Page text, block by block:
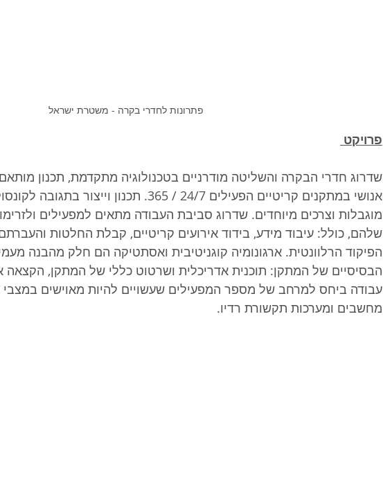
פתרונות לחדרי בקרה - משטרת ישראל
פרויקט
שדרוג חדרי הבקרה והשליטה מודרניים בטכנולוגיה מתקדמת, תכנון
אנושי במתקנים קריטיים הפעילים 24/7 / 365. תכנון
מוגבלות וצרכים מיוחדים. שדרוג סביבת העבודה מתאים למפעילים
שלהם, כולל: עיבוד מידע, בידוד אירועים קריטיים, קבלת החלטות
הפיקוד הרלוונטית. ארגונומיה קוגניטיבית ואסתטיקה הם חלק מהבנה
הבסיסיים של המתקן: תוכנית אדריכלית ושרטוט כללי של המתקן, הקצאה
עבודה ביחס למרחב של מספר המפעילים שעשויים להיות מאוישים במצבי
מחשבים ומערכות תקשורת רדיו.